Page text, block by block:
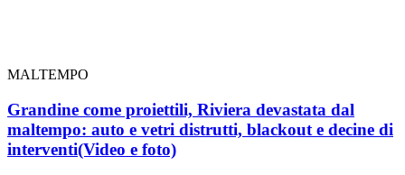
MALTEMPO
Grandine come proiettili, Riviera devastata dal
maltempo: auto e vetri distrutti, blackout e decine di
interventi(Video e foto)